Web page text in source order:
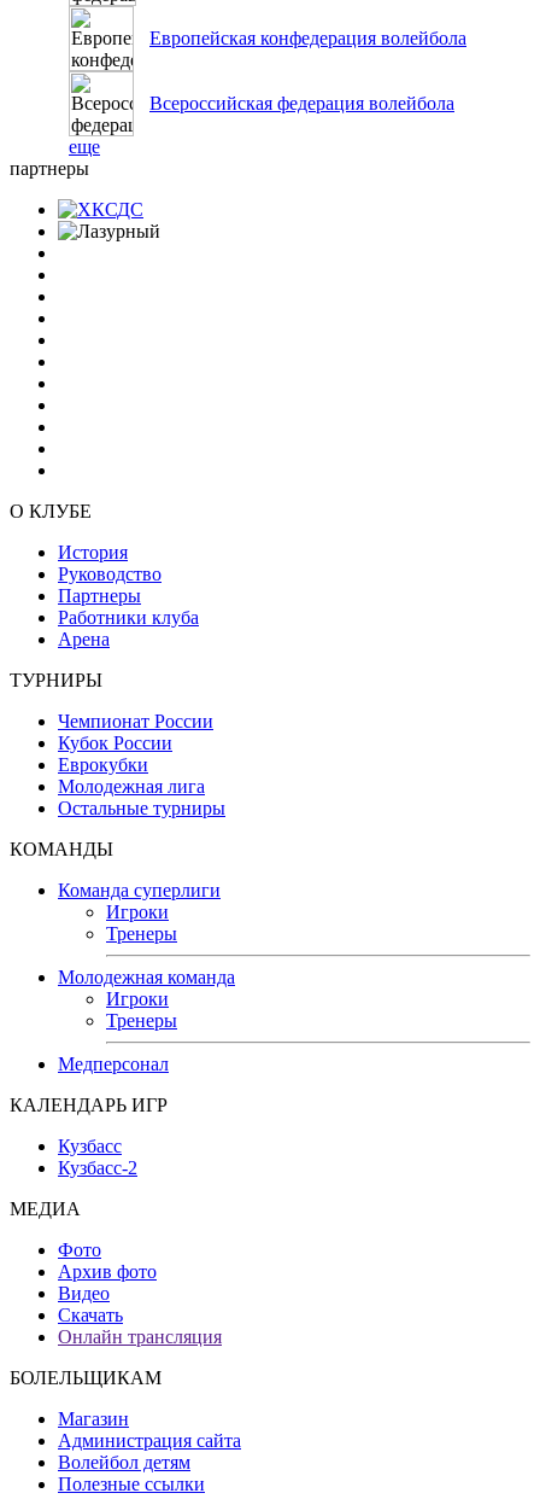
Европейская конфедерация волейбола
Всероссийская федерация волейбола
еще
партнеры
О КЛУБЕ
История
Руководство
Партнеры
Работники клуба
Арена
ТУРНИРЫ
Чемпионат России
Кубок России
Еврокубки
Молодежная лига
Остальные турниры
КОМАНДЫ
Команда суперлиги
Игроки
Тренеры
Молодежная команда
Игроки
Тренеры
Медперсонал
КАЛЕНДАРЬ ИГР
Кузбасс
Кузбасс-2
МЕДИА
Фото
Архив фото
Видео
Скачать
Онлайн трансляция
БОЛЕЛЬЩИКАМ
Магазин
Администрация сайта
Волейбол детям
Полезные ссылки